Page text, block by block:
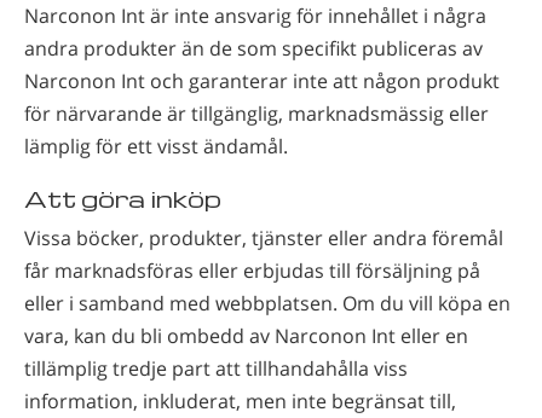
Narconon Int är inte ansvarig för innehållet i några
andra produkter än de som specifikt publiceras av
Narconon Int och garanterar inte att någon produkt
för närvarande är tillgänglig, marknadsmässig eller
lämplig för ett visst ändamål.
Att göra inköp
Vissa böcker, produkter, tjänster eller andra föremål
får marknadsföras eller erbjudas till försäljning på
eller i samband med webbplatsen. Om du vill köpa en
vara, kan du bli ombedd av Narconon Int eller en
tillämplig tredje part att tillhandahålla viss
information, inkluderat, men inte begränsat till,